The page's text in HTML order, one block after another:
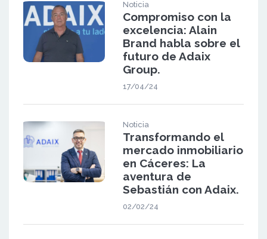
Noticia
Compromiso con la
excelencia: Alain
Brand habla sobre el
futuro de Adaix
Group.
17/04/24
Noticia
Transformando el
mercado inmobiliario
en Cáceres: La
aventura de
Sebastián con Adaix.
02/02/24